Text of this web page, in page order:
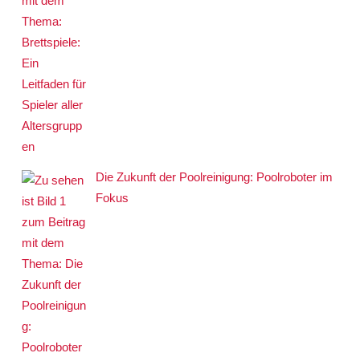
Die Zukunft der Poolreinigung: Poolroboter im
Fokus